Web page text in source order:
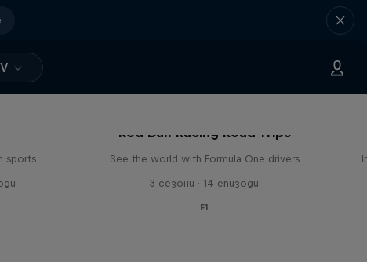
sports
Red Bull Racing Road Trips
See the world with Formula One drivers
3 сезони · 14 епизоди
F1